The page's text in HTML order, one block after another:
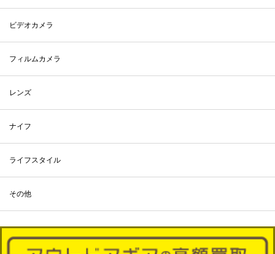
ビデオカメラ
フィルムカメラ
レンズ
ナイフ
ライフスタイル
その他